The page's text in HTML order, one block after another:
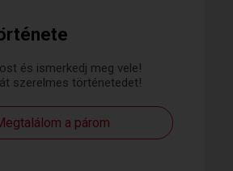
és ismerkedj meg vele!
szerelmes történetedet!
a párom